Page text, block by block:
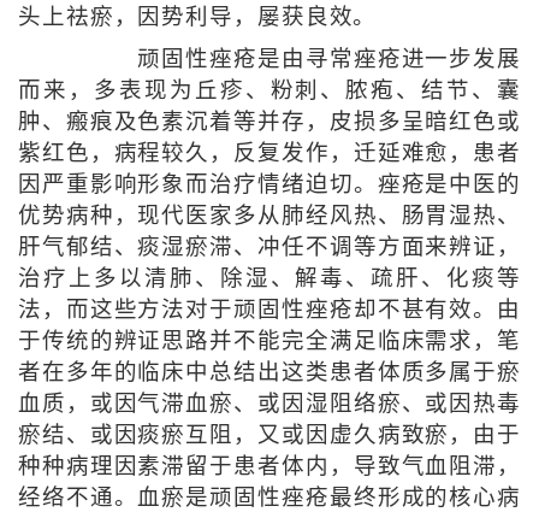
头上祛瘀，因势利导，屡获良效。
顽固性痤疮是由寻常痤疮进一步发展
而来，多表现为丘疹、粉刺、脓疱、结节、囊
肿、瘢痕及色素沉着等并存，皮损多呈暗红色或
紫红色，病程较久，反复发作，迁延难愈，患者
因严重影响形象而治疗情绪迫切。痤疮是中医的
优势病种，现代医家多从肺经风热、肠胃湿热、
肝气郁结、痰湿瘀滞、冲任不调等方面来辨证，
治疗上多以清肺、除湿、解毒、疏肝、化痰等
法，而这些方法对于顽固性痤疮却不甚有效。由
于传统的辨证思路并不能完全满足临床需求，笔
者在多年的临床中总结出这类患者体质多属于瘀
血质，或因气滞血瘀、或因湿阻络瘀、或因热毒
瘀结、或因痰瘀互阻，又或因虚久病致瘀，由于
种种病理因素滞留于患者体内，导致气血阻滞，
经络不通。血瘀是顽固性痤疮最终形成的核心病